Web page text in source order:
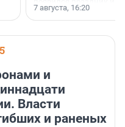
поменялась роль
7 августа, 16:20
и
Власти
и раненых